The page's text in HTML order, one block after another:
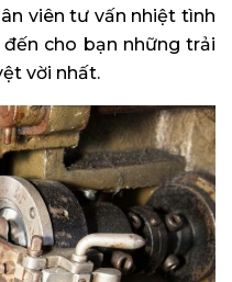
viên tư vấn nhiệt tình
cho bạn những trải
vời nhất.